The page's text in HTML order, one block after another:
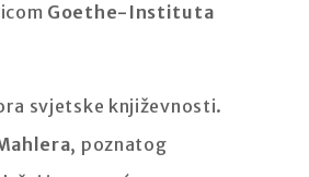
Goethe-Instituta
svjetske književnosti.
, poznatog